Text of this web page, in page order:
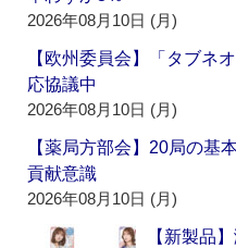
2026年08月10日 (月)
【欧州委員会】「タブネ
応協議中
2026年08月10日 (月)
【薬局方部会】20局の基
貢献意識
2026年08月10日 (月)
【新製品